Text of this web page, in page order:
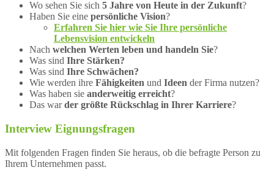
Wo sehen Sie sich 5 Jahre von Heute in der Zukunft?
Haben Sie eine persönliche Vision?
Erfahren Sie hier wie Sie Ihre persönliche
Lebensvision entwickeln
Nach welchen Werten leben und handeln Sie?
Was sind Ihre Stärken?
Was sind Ihre Schwächen?
Wie werden ihre Fähigkeiten und Ideen der Firma nutzen?
Was haben sie anderweitig erreicht?
Das warder größte Rückschlag in Ihrer Karriere?
Interview Eignungsfragen
Mit folgenden Fragen finden Sie heraus, ob die befragte Person zu
Ihrem Unternehmen passt.